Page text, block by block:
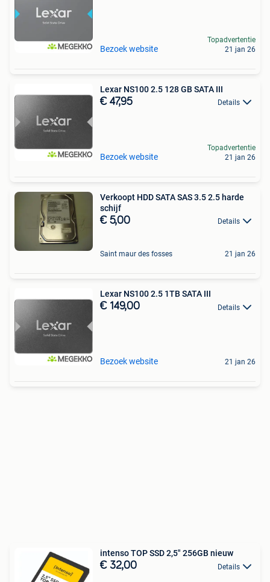
Bezoek website
Topadvertentie
21 jan 26
Lexar NS100 2.5 128 GB SATA III
€ 47,95 Details
Bezoek website
Topadvertentie
21 jan 26
Verkoopt HDD SATA SAS 3.5 2.5 harde
schijf
€ 5,00 Details
Saint maur des fosses 21 jan 26
Lexar NS100 2.5 1TB SATA III
€ 149,00 Details
Bezoek website 21 jan 26
intenso TOP SSD 2,5" 256GB nieuw
€ 32,00 Details